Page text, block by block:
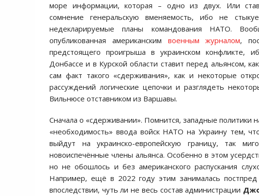
море информации, которая – одно из двух. Или
сомнение генеральскую вменяемость, ибо не
недекларируемые планы командования НАТО.
опубликованная американским военным журналом,
предстоящего проигрыша в украинском конфликте,
Донбассе и в Курской области ставит перед альянсом,
сам факт такого «сдерживания», как и некоторые
рассуждений логические цепочки и разглядеть
Вильнюсе отставником из Варшавы.
Сначала о «сдерживании». Помнится, западные политики
«необходимость» ввода войск НАТО на Украину тем,
выйдут на украинско-европейскую границу, так
новоиспечённые члены альянса. Особенно в этом
но не обошлось и без американского распускания
Например, ещё в 2022 году этим занималась
впоследствии, чуть ли не весь состав администрации